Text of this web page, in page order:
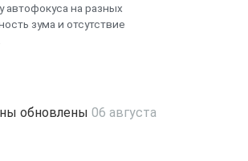
автофокуса на разных
зума и отсутствие
обновлены 06 августа